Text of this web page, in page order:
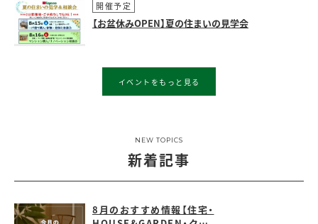
開催予定
【お盆休みOPEN】夏の住まいの見学会
イベントをもっと見る
NEW TOPICS
新着記事
8月のおすすめ情報【住宅・